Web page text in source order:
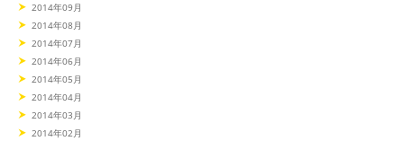
2014年09月
2014年08月
2014年07月
2014年06月
2014年05月
2014年04月
2014年03月
2014年02月